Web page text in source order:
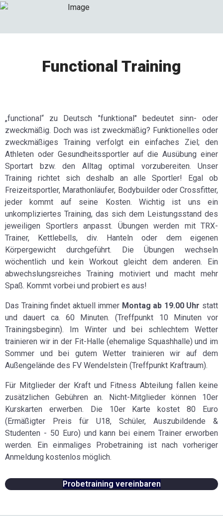
Functional Training
„functional“ zu Deutsch "funktional" bedeutet sinn- oder
zweckmäßig. Doch was ist zweckmäßig? Funktionelles oder
zweckmäßiges Training verfolgt ein einfaches Ziel; den
Athleten oder Gesundheitssportler auf die Ausübung einer
Sportart bzw. den Alltag optimal vorzubereiten. Unser
Training richtet sich deshalb an alle Sportler! Egal ob
Freizeitsportler, Marathonläufer, Bodybuilder oder Crossfitter,
jeder kommt auf seine Kosten. Wichtig ist uns ein
unkompliziertes Training, das sich dem Leistungsstand des
jeweiligen Sportlers anpasst. Übungen werden mit TRX-
Trainer, Kettlebells, div. Hanteln oder dem eigenen
Körpergewicht durchgeführt. Die Übungen wechseln
wöchentlich und kein Workout gleicht dem anderen. Ein
abwechslungsreiches Training motiviert und macht mehr
Spaß. Kommt vorbei und probiert es aus!
Das Training findet aktuell immer Montag ab 19.00 Uhr statt
und dauert ca. 60 Minuten. (Treffpunkt 10 Minuten vor
Trainingsbeginn). Im Winter und bei schlechtem Wetter
trainieren wir in der Fit-Halle (ehemalige Squashhalle) und im
Sommer und bei gutem Wetter trainieren wir auf dem
Außengelände des FV Wendelstein (Treffpunkt Kraftraum).
Für Mitglieder der Kraft und Fitness Abteilung fallen keine
zusätzlichen Gebühren an. Nicht-Mitglieder können 10er
Kurskarten erwerben. Die 10er Karte kostet 80 Euro
(Ermäßigter Preis für U18, Schüler, Auszubildende &
Studenten - 50 Euro) und kann bei einem Trainer erworben
werden. Ein einmaliges Probetraining ist nach vorheriger
Anmeldung kostenlos möglich.
Probetraining vereinbaren